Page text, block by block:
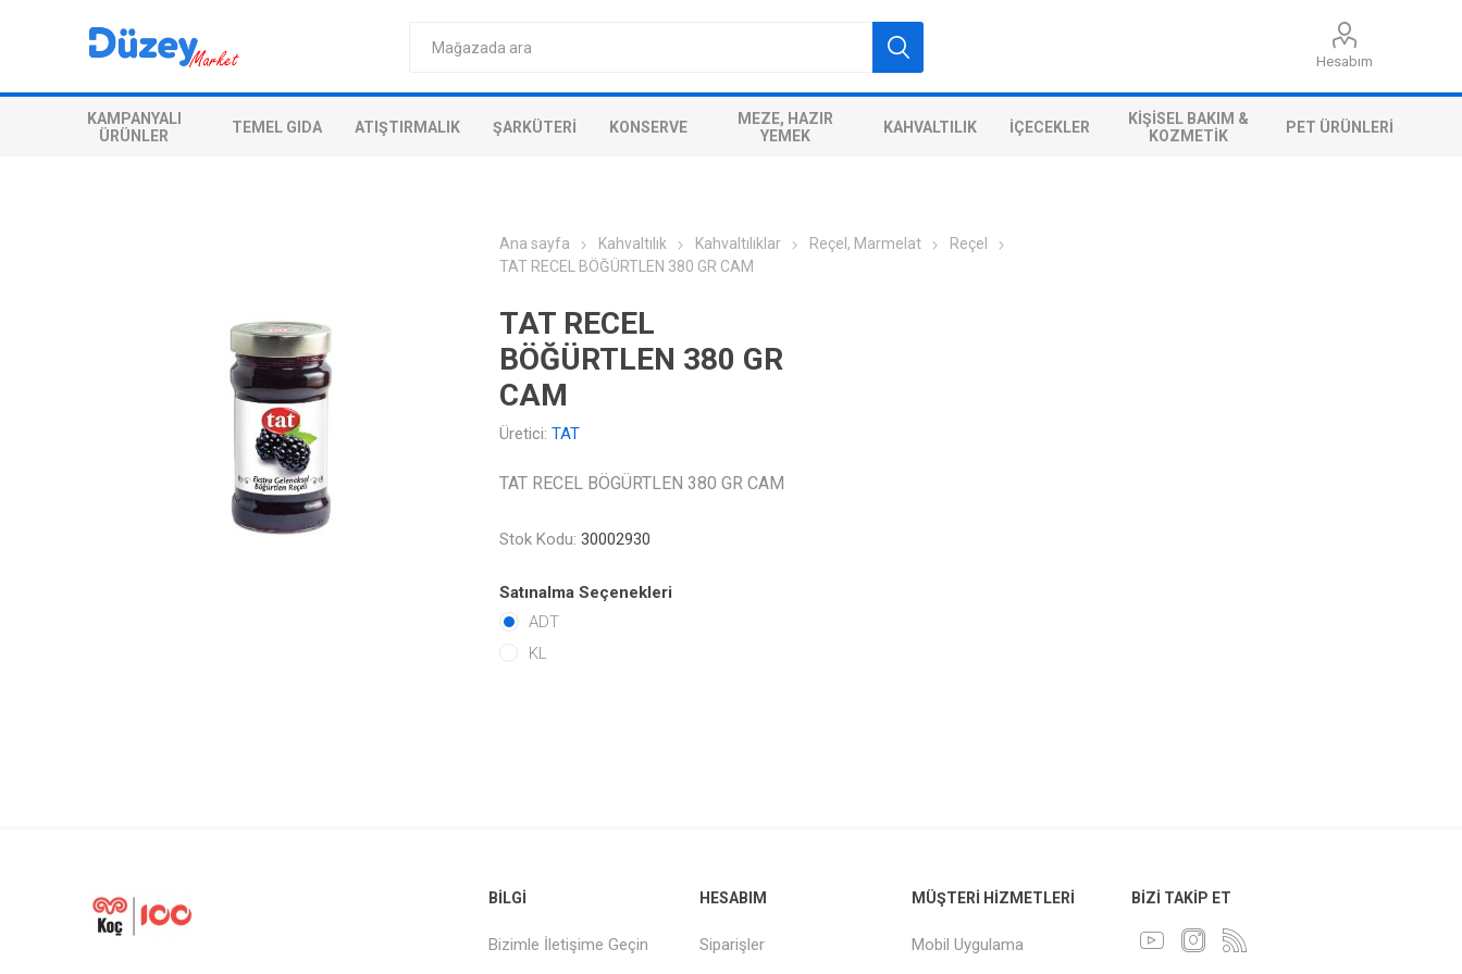
Hesabım
KAMPANYALI
ÜRÜNLER
TEMEL GIDA ATIŞTIRMALIK ŞARKÜTERI KONSERVE
MEZE, HAZIR
YEMEK
KAHVALTILIK İÇECEKLER
KIŞISEL BAKIM &
KOZMETIK
PET ÜRÜNLERI
Ana sayfa Kahvaltılık Kahvaltılıklar Reçel, Marmelat
Reçel
TAT RECEL BÖĞÜRTLEN 380 GR CAM
TAT RECEL
BÖĞÜRTLEN 380 GR
CAM
Üretici: TAT
TAT RECEL BÖGÜRTLEN 380 GR CAM
Stok Kodu: 30002930
Satınalma Seçenekleri
ADT
KL
BILGI
Bizimle İletişime Geçin
HESABIM
Siparişler
MÜŞTERI HIZMETLERI
Mobil Uygulama
BIZI TAKIP ET